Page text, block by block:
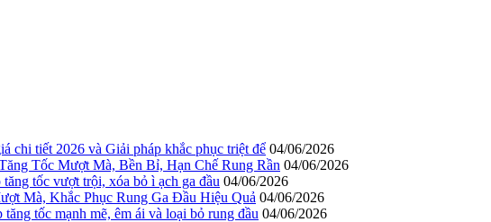
chi tiết 2026 và Giải pháp khắc phục triệt để 04/06/2026
Tốc Mượt Mà, Bền Bỉ, Hạn Chế Rung Rần 04/06/2026
tốc vượt trội, xóa bỏ ì ạch ga đầu 04/06/2026
Mà, Khắc Phục Rung Ga Đầu Hiệu Quả 04/06/2026
tốc mạnh mẽ, êm ái và loại bỏ rung đầu 04/06/2026